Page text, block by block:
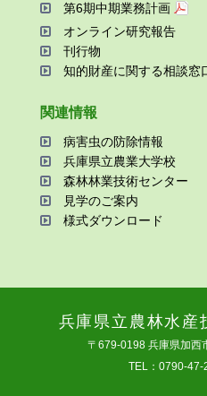
第6期中期業務計画
オンライン研究報告
刊⾏物
知的財産に関する相談窓
関連情報
病害⾍の防除情報
兵庫県⽴農業⼤学校
森林林業技術センター
⾒学のご案内
様式ダウンロード
兵庫県⽴農林⽔産
〒679-0198 兵庫県加⻄
TEL：0790-47-